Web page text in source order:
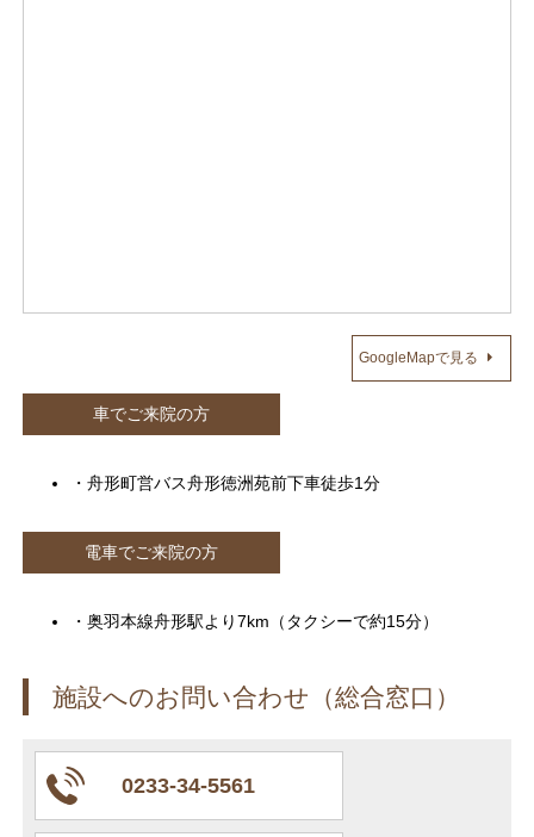
GoogleMapで見る
車でご来院の方
・舟形町営バス舟形徳洲苑前下車徒歩1分
電車でご来院の方
・奥羽本線舟形駅より7km（タクシーで約15分）
施設へのお問い合わせ（総合窓口）
0233-34-5561